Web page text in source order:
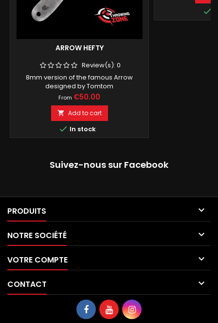
ARROW HEFTY
Review(s): 0
8mm version of the famous Arrow
designed by Tomtom
From Price
€50.00
 Add to cart
 In stock

Suivez-nous sur Facebook
PRODUITS 
NOTRE SOCIÉTÉ 
VOTRE COMPTE 
CONTACT 